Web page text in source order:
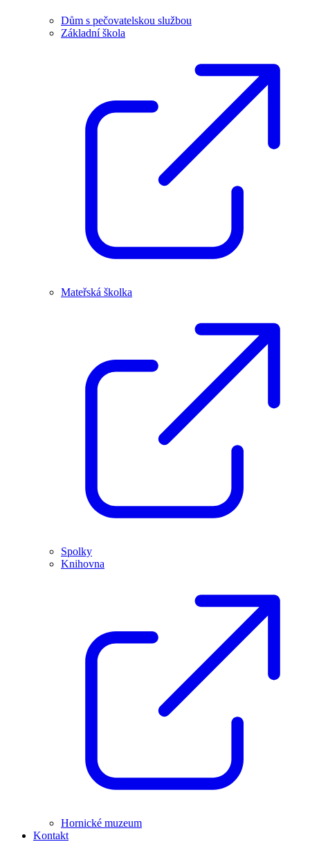
Dům s pečovatelskou službou
Základní škola
Mateřská školka
Spolky
Knihovna
Hornické muzeum
Kontakt